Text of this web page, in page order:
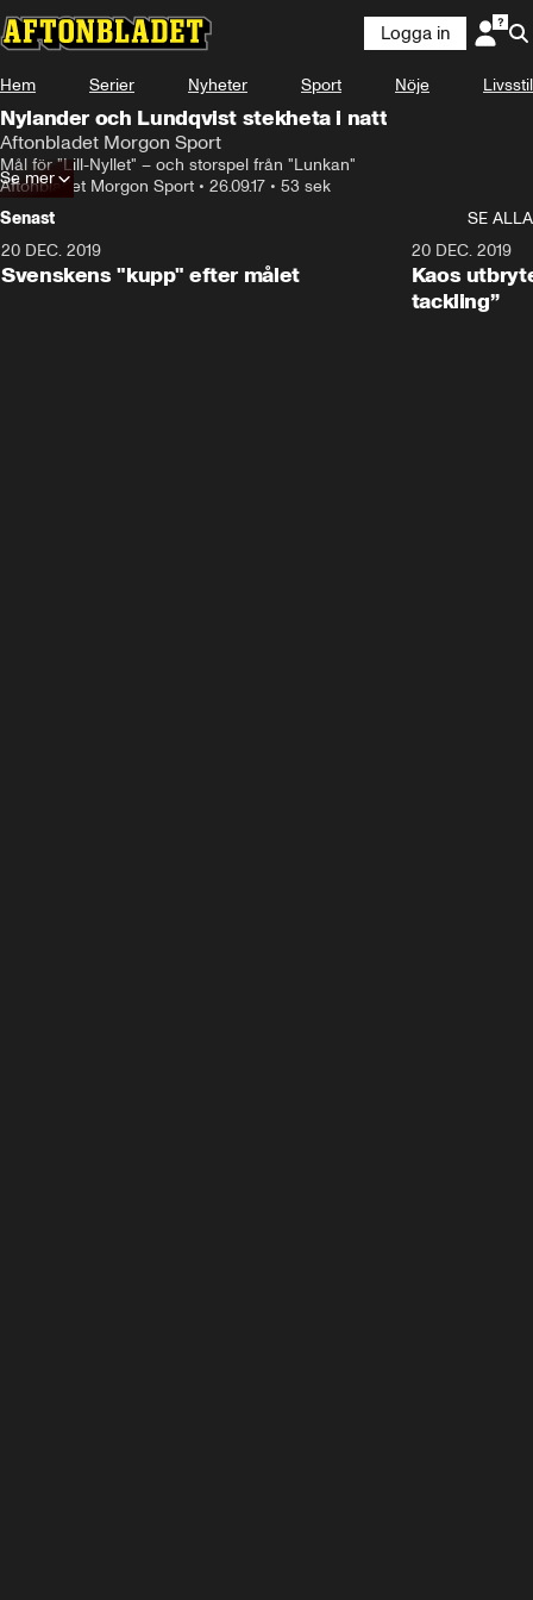
Logga in
Hem Serier Nyheter Sport Nöje Livsstil
Nylander och Lundqvist stekheta i natt
Aftonbladet Morgon Sport
Mål för "Lill-Nyllet" – och storspel från "Lunkan"
Aftonbladet Morgon Sport • 26.09.17 • 53 sek
Se mer
Senast
SE ALLA
20 DEC. 2019
Svenskens "kupp" efter målet
20 DEC. 2019
Kaos
tackling”